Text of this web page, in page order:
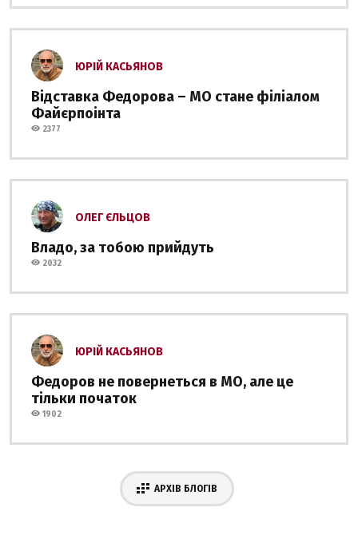
ЮРІЙ КАСЬЯНОВ
Відставка Федорова – МО стане філіалом
Файєрпоінта
2377
ОЛЕГ ЄЛЬЦОВ
Владо, за тобою прийдуть
2032
ЮРІЙ КАСЬЯНОВ
Федоров не повернеться в МО, але це
тільки початок
1902
АРХІВ БЛОГІВ